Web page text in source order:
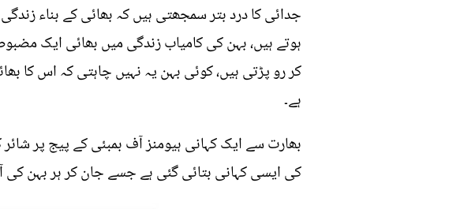
جدائی کا درد بتر سمجھتی ہیں کہ بھائی کے بناء
ہوتے ہیں، بہن کی کامیاب زندگی میں بھائی ایک
کر رو پڑتی ہیں، کوئی بہن یہ نہیں چاہتی کہ اس کا
ہے۔
بھارت سے ایک کہانی ہیومنز آف بمبئی کے پیج پر
کی ایسی کہانی بتائی گئی ہے جسے جان کر ہر بہن کی